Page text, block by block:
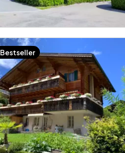
Bestseller